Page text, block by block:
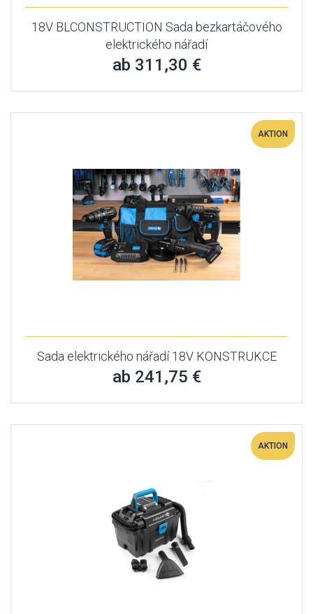
18V BLCONSTRUCTION Sada bezkartáčového
elektrického nářadí
ab 311,30 €
AKTION
Sada elektrického nářadí 18V KONSTRUKCE
ab 241,75 €
AKTION